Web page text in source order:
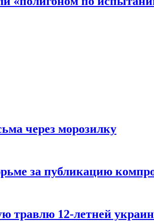
через морозилку
за публикацию
травлю 12-летней